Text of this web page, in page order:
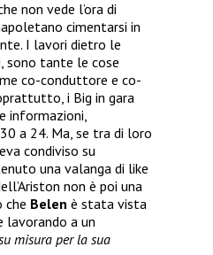
non vede l’ora di
cimentarsi in
I lavori dietro le
sono tante le cose
co-conduttore e co-
i Big in gara
informazioni,
a 24. Ma, se tra di loro
condiviso su
una valanga di like
non è poi una
che Belen è stata vista
lavorando a un
misura per la sua